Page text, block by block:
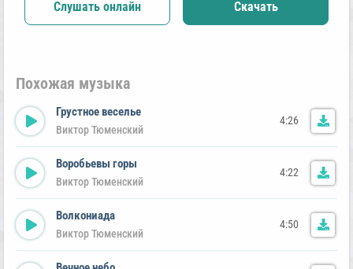
Слушать онлайн Скачать
Похожая музыка
Грустное веселье
Виктор Тюменский
4:26
Воробьевы горы
Виктор Тюменский
4:22
Волкониада
Виктор Тюменский
4:50